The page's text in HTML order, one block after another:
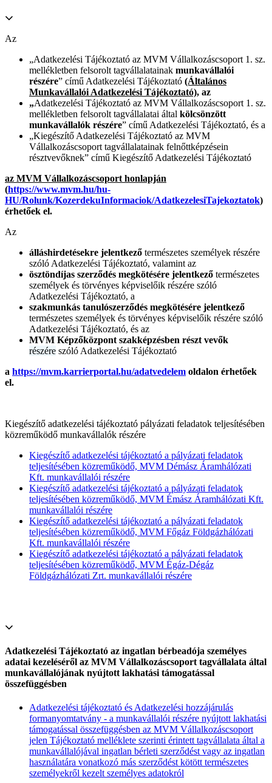
Az
„Adatkezelési Tájékoztató az MVM Vállalkozáscsoport 1. sz.
mellékletben felsorolt tagvállalatainak munkavállalói
részére” című Adatkezelési Tájékoztató (Általános
Munkavállalói Adatkezelési Tájékoztató), az
„Adatkezelési Tájékoztató az MVM Vállalkozáscsoport 1. sz.
mellékletben felsorolt tagvállalatai által kölcsönzött
munkavállalók részére” című Adatkezelési Tájékoztató, és a
„Kiegészítő Adatkezelési Tájékoztató az MVM
Vállalkozáscsoport tagvállalatainak felnőttképzésein
résztvevőknek” című Kiegészítő Adatkezelési Tájékoztató
az MVM Vállalkozáscsoport honlapján
(https://www.mvm.hu/hu-
HU/Rolunk/KozerdekuInformaciok/AdatkezelesiTajekoztatok)
érhetőek el.
Az
álláshirdetésekre jelentkező természetes személyek részére
szóló Adatkezelési Tájékoztató, valamint az
ösztöndíjas szerződés megkötésére jelentkező természetes
személyek és törvényes képviselőik részére szóló
Adatkezelési Tájékoztató, a
szakmunkás tanulószerződés megkötésére jelentkező
természetes személyek és törvényes képviselőik részére szóló
Adatkezelési Tájékoztató, és az
MVM Képzőközpont szakképzésben részt vevők
részére szóló Adatkezelési Tájékoztató
a https://mvm.karrierportal.hu/adatvedelem oldalon érhetőek
el.
Kiegészítő adatkezelési tájékoztató pályázati feladatok teljesítésében
közreműködő munkavállalók részére
Kiegészítő adatkezelési tájékoztató a pályázati feladatok
teljesítésében közreműködő, MVM Démász Áramhálózati
Kft. munkavállalói részére
Kiegészítő adatkezelési tájékoztató a pályázati feladatok
teljesítésében közreműködő, MVM Émász Áramhálózati Kft.
munkavállalói részére
Kiegészítő adatkezelési tájékoztató a pályázati feladatok
teljesítésében közreműködő, MVM Főgáz Földgázhálózati
Kft. munkavállalói részére
Kiegészítő adatkezelési tájékoztató a pályázati feladatok
teljesítésében közreműködő, MVM Égáz-Dégáz
Földgázhálózati Zrt. munkavállalói részére
Adatkezelési Tájékoztató az ingatlan bérbeadója személyes
adatai kezeléséről az MVM Vállalkozáscsoport tagvállalata által
munkavállalójának nyújtott lakhatási támogatással
összefüggésben
Adatkezelési tájékoztató és Adatkezelési hozzájárulás
formanyomtatvány - a munkavállalói részére nyújtott lakhatási
támogatással összefüggésben az MVM Vállalkozáscsoport
jelen Tájékoztató melléklete szerinti érintett tagvállalata által a
munkavállalójával ingatlan bérleti szerződést vagy az ingatlan
használatára vonatkozó más szerződést kötött természetes
személyekről kezelt személyes adatokról